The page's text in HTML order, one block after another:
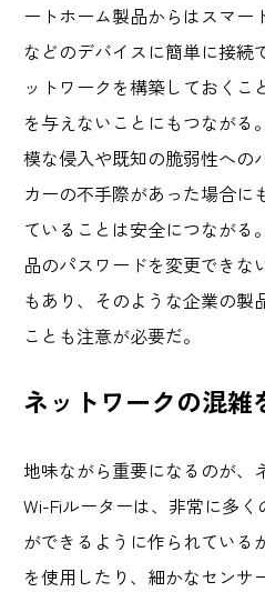
ートホーム製品からはスマー
などのデバイスに簡単に接続
ットワークを構築しておく
を与えないことにもつながる
模な侵入や既知の脆弱性への
カーの不手際があった場合に
ていることは安全につながる
品のパスワードを変更できな
もあり、そのような企業の製
ことも注意が必要だ。
ネットワークの混雑
地味ながら重要になるのが、
Wi-Fiルーターは、非常に多
ができるように作られている
を使用したり、細かなセンサ